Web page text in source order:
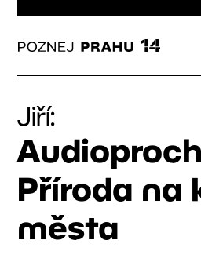
Jiří:
Příroda na
města